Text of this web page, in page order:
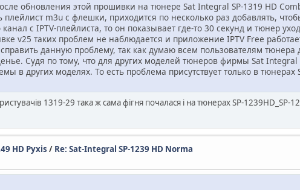
обновления этой прошивки на тюнере Sat Integral SP-1319 HD
m3u с флешки, приходится по несколько раз добавлять,
с IPTV-плейлиста, то он показывает где-то 30 секунд и тюнер
v25 таких проблем не наблюдается и приложение IPTV Free
данную проблему, так как думаю всем пользователям
Судя по тому, что для других моделей тюнеров фирмы Sat
в других моделях. То есть проблема присутствует только в тюнерах
1319-29 така ж сама фігня почалася і на тюнерах SP-1239HD_SP-
HD Pyxis / Re: Sat-Integral SP-1239 HD Norma